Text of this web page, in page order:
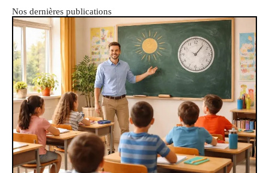
Nos dernières publications